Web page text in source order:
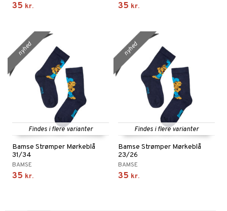
35 kr. 35 kr.
Findes i flere varianter
Bamse Strømper Mørkeblå
31/34
BAMSE
35 kr.
nyhed
Findes i flere varianter
Bamse Strømper Mørkeblå
23/26
BAMSE
35 kr.
nyhed